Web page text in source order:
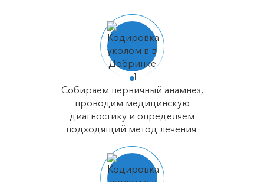
Собираем первичный анамнез,
проводим медицинскую
диагностику и определяем
подходящий метод лечения.